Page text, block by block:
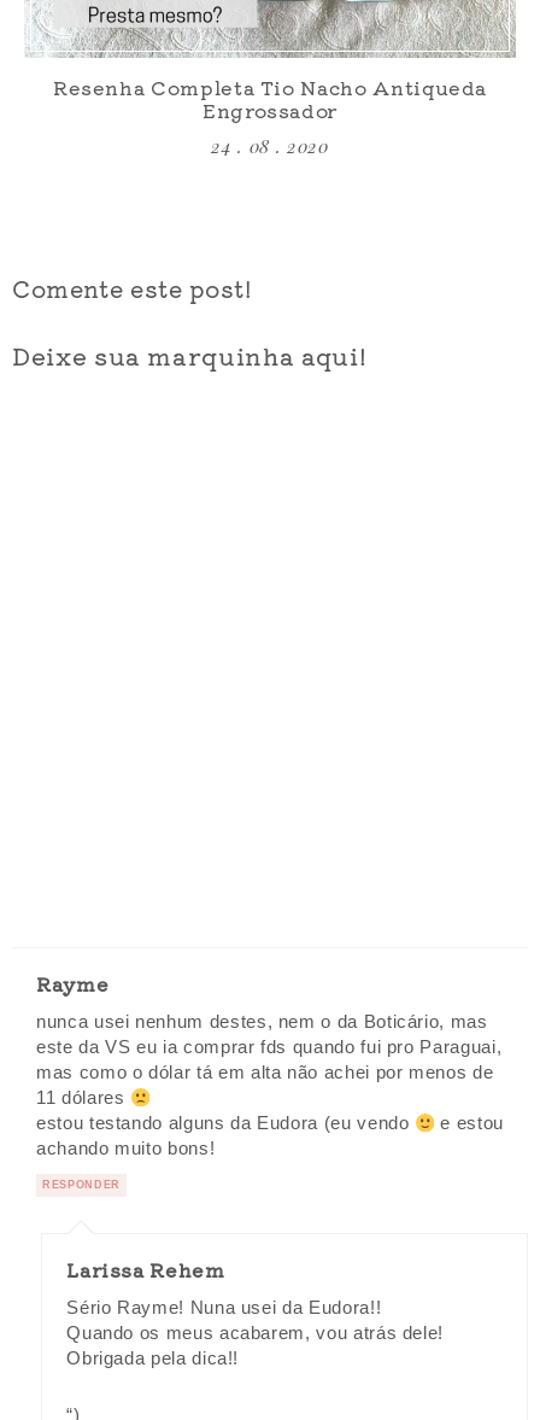
Resenha Completa Tio Nacho Antiqueda
Engrossador
24 . 08 . 2020
Comente este post!
Deixe sua marquinha aqui!
Rayme
nunca usei nenhum destes, nem o da Boticário, mas
este da VS eu ia comprar fds quando fui pro Paraguai,
mas como o dólar tá em alta não achei por menos de
11 dólares
estou testando alguns da Eudora (eu vendo
e estou
achando muito bons!
RESPONDER
Larissa Rehem
Sério Rayme! Nuna usei da Eudora!!
Quando os meus acabarem, vou atrás dele!
Obrigada pela dica!!
“)